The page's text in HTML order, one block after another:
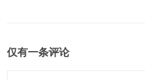
仅有一条评论